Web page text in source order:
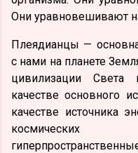
Они уравновешивают
Плеядианцы —
с нами на планете
цивилизации
качестве основного
качестве источника
космических